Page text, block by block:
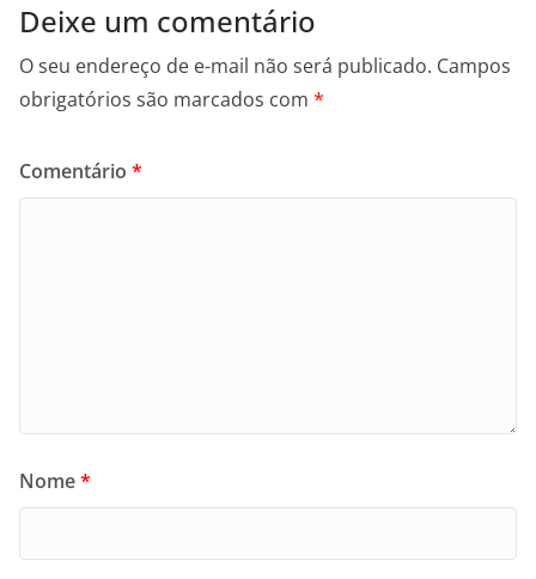
Deixe um comentário
O seu endereço de e-mail não será publicado. Campos
obrigatórios são marcados com *
Comentário *
Nome*